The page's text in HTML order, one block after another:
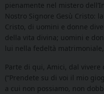
pienamente nel mistero
Nostro Signore Gesù Cristo:
Cristo, di uomini e donne
della vita divina; uomini e
lui nella fedeltà
Parte di qui, Amici, dal vivere
(“Prendete su di voi il mio
a cui non possiamo, non